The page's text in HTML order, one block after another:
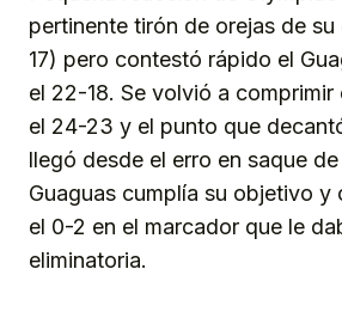
pertinente tirón de orejas de
17) pero contestó rápido el
el 22-18. Se volvió a comprimir
el 24-23 y el punto que
llegó desde el erro en saque
Guaguas cumplía su objetivo y
el 0-2 en el marcador que le
eliminatoria.